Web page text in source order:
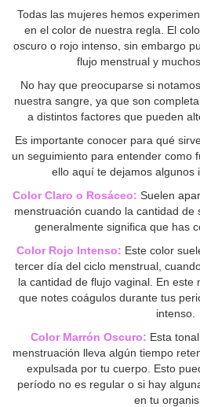
Todas las mujeres hemos
en el color de nuestra regla. El
oscuro o rojo intenso, sin embargo
flujo menstrual y
No hay que preocuparse si
nuestra sangre, ya que son
a distintos factores que pueden
Es importante conocer para qué
un seguimiento para entender como
ello aquí te dejamos algunos
Color Claro o Rosáceo: Suelen
menstruación cuando la cantidad de
generalmente significa que has
Color Rojo Intenso: Este color
tercer día del ciclo menstrual,
la cantidad de flujo vaginal. En este
que notes coágulos durante tus
intenso.
Color Marrón Oscuro: Esta
menstruación lleva algún tiempo
expulsada por tu cuerpo. Esto
período no es regular o si hay
en tu